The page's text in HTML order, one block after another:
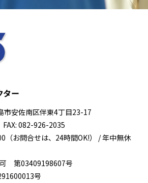
ター
市安佐南区伴東4丁目23-17
082-926-2035
お問合せは、24時間OK!） / 年中無休
第03409198607号
号